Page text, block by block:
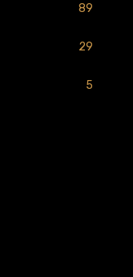
89
29
5